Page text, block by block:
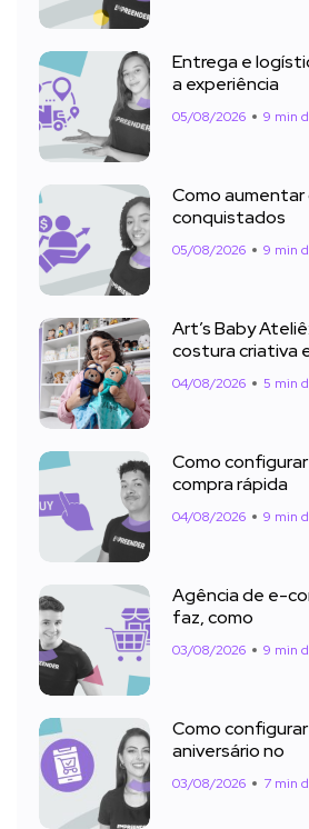
Entrega e
a experiência
05/08/2026 9 min
Como
conquistados
05/08/2026 9 min
Art’s Baby
costura criativa
04/08/2026 5 min
Como
compra rápida
04/08/2026 9 min
Agência de e-
faz, como
03/08/2026 9 min
Como
aniversário no
03/08/2026 7 min